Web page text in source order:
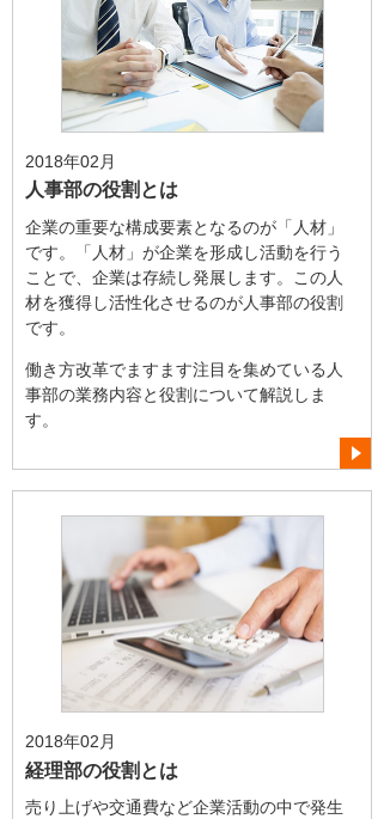
2018年02月
人事部の役割とは
企業の重要な構成要素となるのが「人材」
です。「人材」が企業を形成し活動を行う
ことで、企業は存続し発展します。この人
材を獲得し活性化させるのが人事部の役割
です。
働き方改革でますます注目を集めている人
事部の業務内容と役割について解説しま
す。
2018年02月
経理部の役割とは
売り上げや交通費など企業活動の中で発生